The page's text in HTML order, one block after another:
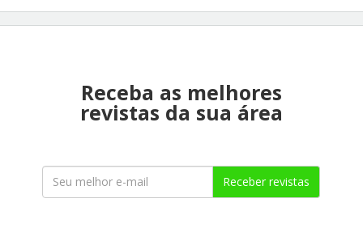
Receba as melhores
revistas da sua área
Receber revistas